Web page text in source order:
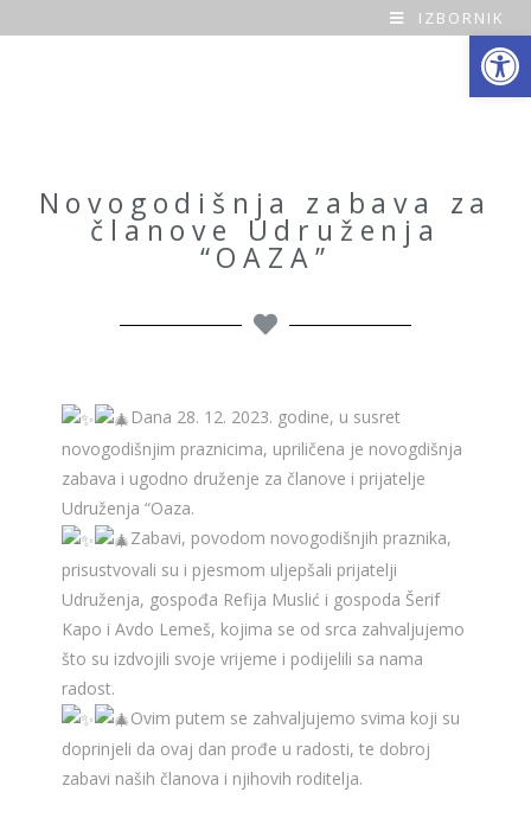
Open toolbar
O
a
IZBORNIK
Novogodišnja zabava za
članove Udruženja
“OAZA”
Dana 28. 12. 2023. godine, u susret
novogodišnjim praznicima, upriličena je novogdišnja
zabava i ugodno druženje za članove i prijatelje
Udruženja “Oaza.
Zabavi, povodom novogodišnjih praznika,
prisustvovali su i pjesmom uljepšali prijatelji
Udruženja, gospođa Refija Muslić i gospoda Šerif
Kapo i Avdo Lemeš, kojima se od srca zahvaljujemo
što su izdvojili svoje vrijeme i podijelili sa nama
radost.
Ovim putem se zahvaljujemo svima koji su
doprinjeli da ovaj dan prođe u radosti, te dobroj
zabavi naših članova i njihovih roditelja.